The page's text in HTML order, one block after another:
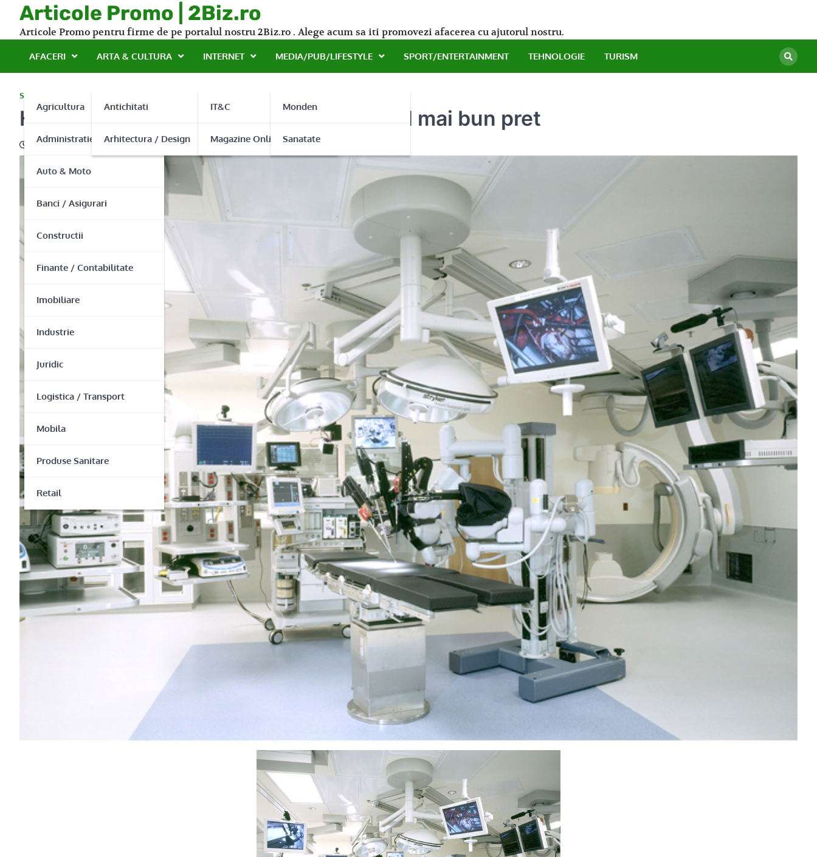
content
Articole Promo | 2Biz.ro
Articole Promo pentru firme de pe portalul nostru 2Biz.ro . Alege acum sa iti promovezi afacerea cu ajutorul nostru.
AFACERI
Agricultura
Administratie Publica
Auto & Moto
Banci / Asigurari
Constructii
Finante / Contabilitate
Imobiliare
Industrie
Juridic
Logistica / Transport
Mobila
Produse Sanitare
Retail
ARTA & CULTURA
Antichitati
Arhitectura / Design
INTERNET
IT&C
Magazine Online
MEDIA/PUB/LIFESTYLE
Monden
Sanatate
SPORT/ENTERTAINMENT TEHNOLOGIE TURISM
SERVICII
Hufmed va ofera aparate medicale la cel mai bun pret
25/09/2015